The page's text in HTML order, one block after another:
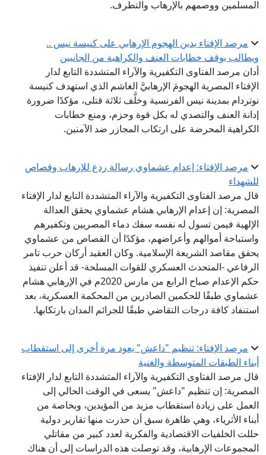
المسلمين ووصمهم بالإرهاب والتطرف.
مرصد الإفتاء يدين الهجوم الإرهابي على كنيسة نيس ..
ويطالب بوقف خطابات العنف والكراهية من الجانبين
أدان مرصد الفتاوى التكفيرية والآراء المتشددة التابع لدار
الإفتاء المصرية الهجومَ الإرهابيَّ الغاشم الذي استهدف كنيسة
نوتردام بمدينة نيس الفرنسية وخلَّف ثلاثة قتلى، مؤكدًا ضرورة
إدانة العنف والتصدي له بكل قوة وحزم، ومنع خطابات
الكراهية المحرضة على ارتكاب المجازر ضد الآمنين.
مرصد الإفتاء: إعدام عشماوي رسالة ردع للإرهاب وقصاص
للشهداء
قال مرصد الفتاوى التكفيرية والآراء المتشددة التابع لدار الإفتاء
المصرية: إن إعدام الإرهابي هشام عشماوي يحقق العدالة
الإلهية فيمن تسول له نفسه سفك دماء المصريين وتكفيرهم
واستباحة أموالهم وأعراضهم، مؤكدًا أن القصاص من عشماوي
يحقق مقاصد الشريعة الإسلامية. وكان العقيد أركان حرب تامر
الرفاعي -المتحدث العسكري للقوات المسلحة- قد أعلن تنفيذ
حكم الإعدام صباح الرابع من مارس 2020م في الإرهابي هشام
عشماوي طبقًا للحكمين الصادرين من المحكمة العسكرية، بعد
استنفاد كافة درجات التقاضي طبقًا للجرائم المدان بارتكابها.
مرصد الإفتاء: تنظيم "داعش" يعود مرة أخرى إلى استقطاب
أبناء الطبقات المتوسطة والغنية
قال مرصد الفتاوى التكفيرية والآراء المتشددة التابع لدار الإفتاء
المصرية: إن تنظيم "داعش" يسعى في الوقت الحالي إلى
العمل على زيادة استقطاب مزيد من المؤيدين، وبخاصة من
أبناء الأثرياء، وهي ظاهرة سبق أن حذرت منها تقارير دولية
حللت الخلفيات الاقتصادية والفكرية لعدد كبير من مقاتلي
المجموعات الإرهابية، وقد توصلت هذه الدراسات إلى أن هناك